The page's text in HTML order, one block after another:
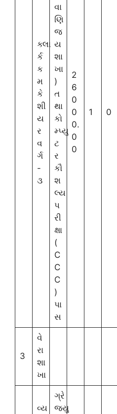
ક્લા
ર્ક
ક
મ
કે
શી
ય
ર
વ
ર્ગ
-
૩
વા
ણિ
જ
ય
શા
ખા
)
ત
થા
કો
મ્પ્યુ
ટ
ર
કૌ
શ
લ્ય
પ
રી
ક્ષા
(
C
C
C
)
પા
સ
2
6
0
0
0.
0
0
1 0
3
વે
રા
શા
ખા
વ્ય
ગ્રે
જ્યુ